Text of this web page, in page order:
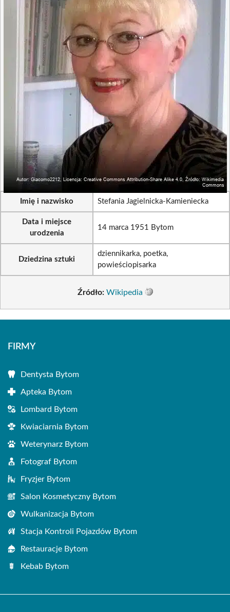
Imię i nazwisko Stefania Jagielnicka-Kamieniecka
Data i miejsce
urodzenia
14 marca 1951 Bytom
Dziedzina sztuki
dziennikarka, poetka,
powieściopisarka
Źródło: Wikipedia
FIRMY
Dentysta Bytom
Apteka Bytom
Lombard Bytom
Kwiaciarnia Bytom
Weterynarz Bytom
Fotograf Bytom
Fryzjer Bytom
Salon Kosmetyczny Bytom
Wulkanizacja Bytom
Stacja Kontroli Pojazdów Bytom
Restauracje Bytom
Kebab Bytom